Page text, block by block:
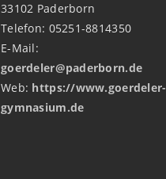
33102 Paderborn
Telefon: 05251-8814350
E-Mail:
goerdeler@paderborn.de
Web: https://www.goerdeler-
gymnasium.de